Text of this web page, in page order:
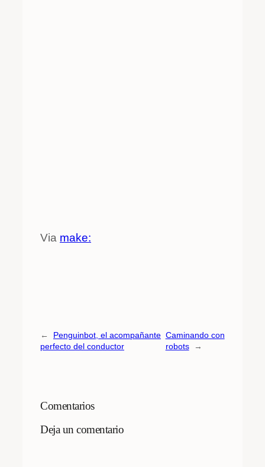
Via make:
←
Penguinbot, el acompañante
perfecto del conductor
Caminando con
robots
→
Comentarios
Deja un comentario